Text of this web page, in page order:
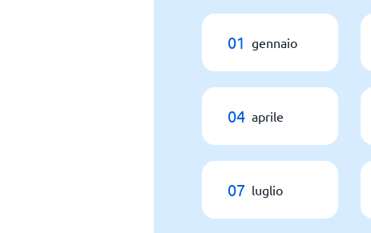
01 gennaio
04 aprile
07 luglio